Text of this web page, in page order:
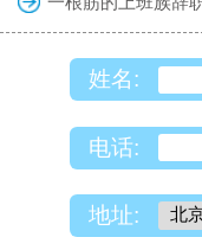
姓名:
电话:
地址: